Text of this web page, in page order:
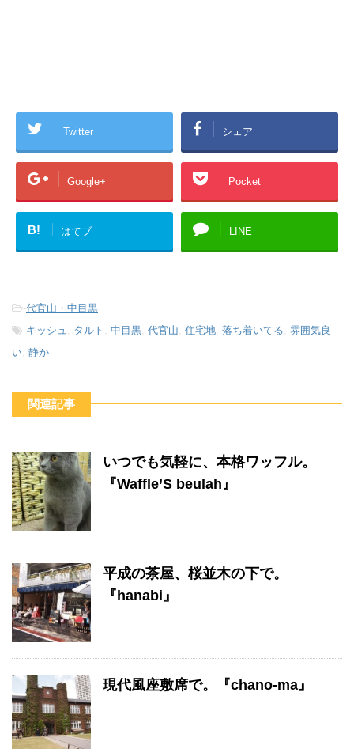
Twitter シェア
Google+ Pocket
B! はてブ LINE
-代官山・中目黒
-キッシュ , タルト , 中目黒, 代官山, 住宅地, 落ち着いてる, 雰囲気良
い, 静か
関連記事
いつでも気軽に、本格ワッフル。
『Waffle’S beulah』
平成の茶屋、桜並木の下で。
『hanabi』
現代風座敷席で。『chano-ma』